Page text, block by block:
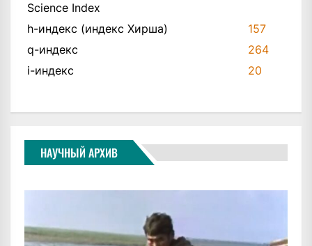
Science Index
h-индекс (индекс Хирша)
157
q-индекс
264
i-индекс
20
НАУЧНЫЙ АРХИВ